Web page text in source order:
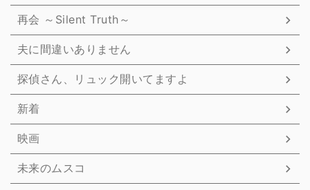
再会 ～Silent Truth～
夫に間違いありません
探偵さん、リュック開いてますよ
新着
映画
未来のムスコ